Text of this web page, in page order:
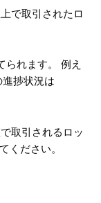
で取引されたロ
られます。 例え
捗状況は
取引されるロッ
ください。